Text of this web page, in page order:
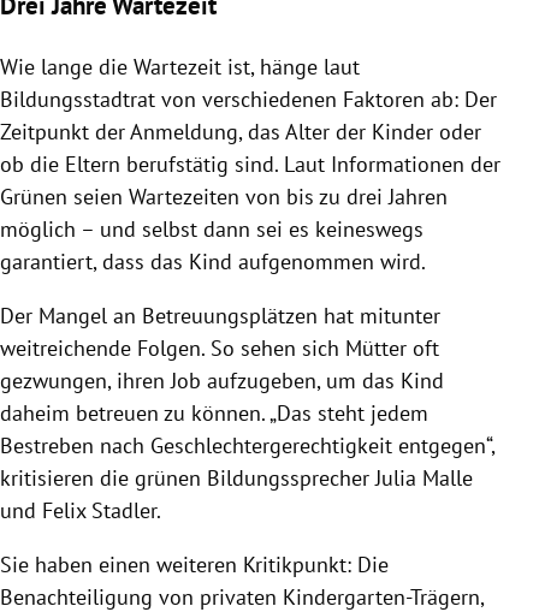
Wie lange die Wartezeit ist, hänge laut
Bildungsstadtrat von verschiedenen Faktoren ab: Der
Zeitpunkt der Anmeldung, das Alter der Kinder oder
ob die Eltern berufstätig sind. Laut Informationen der
Grünen seien Wartezeiten von bis zu drei Jahren
möglich – und selbst dann sei es keineswegs
garantiert, dass das Kind aufgenommen wird.
Der Mangel an Betreuungsplätzen hat mitunter
weitreichende Folgen. So sehen sich Mütter oft
gezwungen, ihren Job aufzugeben, um das Kind
daheim betreuen zu können. „Das steht jedem
Bestreben nach Geschlechtergerechtigkeit entgegen“,
kritisieren die grünen Bildungssprecher Julia Malle
und Felix Stadler.
Sie haben einen weiteren Kritikpunkt: Die
Benachteiligung von privaten Kindergarten-Trägern,